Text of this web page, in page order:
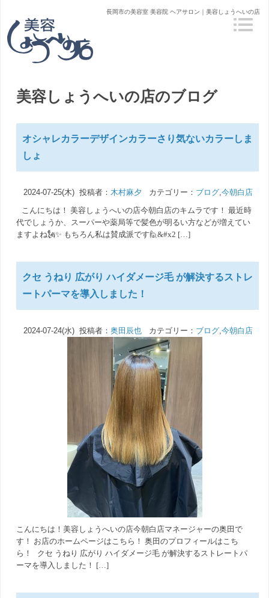
長岡市の美容室 美容院 ヘアサロン｜美容しょうへいの店
美容しょうへいの店のブログ
オシャレカラーデザインカラーさり気ないカラーしま
しょ
2024-07-25(木) 投稿者： 木村麻夕カテゴリー： ブログ,今朝白店
こんにちは！ 美容しょうへいの店今朝白店のキムラです！ 最近時
代でしょうか、スーパーや薬局等で髪色が明るい方などが増えてい
ますよね🗽✨ もちろん私は賛成派です🙋&#x2 […]
クセ うねり 広がり ハイダメージ毛 が解決するストレ
ートパーマを導入しました！
2024-07-24(水) 投稿者： 奥田辰也カテゴリー： ブログ,今朝白店
こんにちは！美容しょうへいの店今朝白店マネージャーの奥田で
す！ お店のホームページはこちら！ 奥田のプロフィールはこち
ら！ クセ うねり 広がり ハイダメージ毛 が解決するストレートパ
ーマを導入しました！ […]